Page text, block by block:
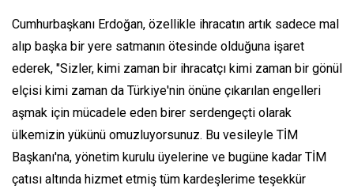
Cumhurbaşkanı Erdoğan, özellikle ihracatın artık sadece mal
alıp başka bir yere satmanın ötesinde olduğuna işaret
ederek, "Sizler, kimi zaman bir ihracatçı kimi zaman bir gönül
elçisi kimi zaman da Türkiye'nin önüne çıkarılan engelleri
aşmak için mücadele eden birer serdengeçti olarak
ülkemizin yükünü omuzluyorsunuz. Bu vesileyle TİM
Başkanı'na, yönetim kurulu üyelerine ve bugüne kadar TİM
çatısı altında hizmet etmiş tüm kardeşlerime teşekkür